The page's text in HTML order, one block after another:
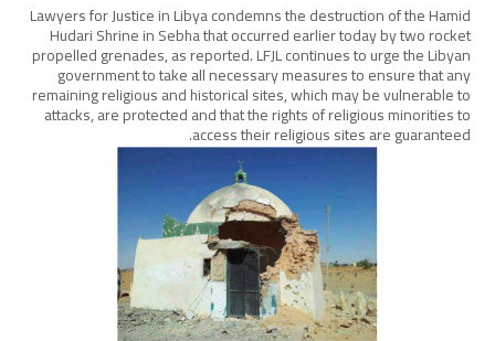
Lawyers for Justice in Libya condemns the destruction of the Hamid
Hudari Shrine in Sebha that occurred earlier today by two rocket
propelled grenades, as reported. LFJL continues to urge the Libyan
government to take all necessary measures to ensure that any
remaining religious and historical sites, which may be vulnerable to
attacks, are protected and that the rights of religious minorities to
access their religious sites are guaranteed.